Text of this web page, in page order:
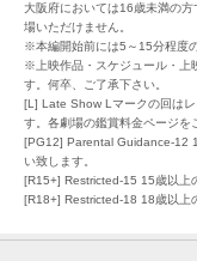
大阪府においては16歳未満の
場いただけません。
※本編開始前には5～15分程度
※上映作品・スケジュール・上
す。何卒、ご了承下さい。
[L] Late Show Lマークの回は
す。各劇場の鑑賞料金ページを
[PG12] Parental Guidance-12
い致します。
[R15+] Restricted-15 15歳以上
[R18+] Restricted-18 18歳以上